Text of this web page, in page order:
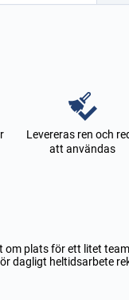
Levereras ren och
att användas
plats för ett litet
dagligt heltidsarbete